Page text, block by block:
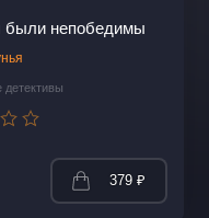
были непобедимы
379 ₽